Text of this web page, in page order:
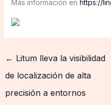
Más información en https://
← Litum lleva la visibilidad
de localización de alta
precisión a entornos